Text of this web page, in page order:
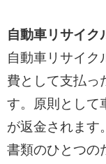
自動車リサイク
自動車リサイク
費として支払っ
す。原則として
が返金されます
書類のひとつの